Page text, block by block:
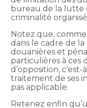
bureau de la lutte
criminalité
Notez que,
dans le cadre de
douanières et
particulières à ces
d’opposition,
traitement de ses
pas applicable.
Retenez enfin